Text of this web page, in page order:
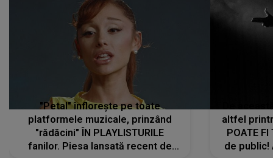
"Petal" înflorește pe toate
platformele muzicale, prinzând
"rădăcini" ÎN PLAYLISTURILE
fanilor. Piesa lansată recent de
altfel
POATE FI
de public!